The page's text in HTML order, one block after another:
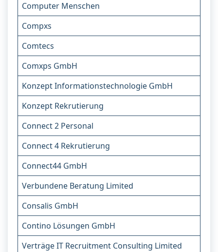
Computer Menschen
Compxs
Comtecs
Comxps GmbH
Konzept Informationstechnologie GmbH
Konzept Rekrutierung
Connect 2 Personal
Connect 4 Rekrutierung
Connect44 GmbH
Verbundene Beratung Limited
Consalis GmbH
Contino Lösungen GmbH
Verträge IT Recruitment Consulting Limited